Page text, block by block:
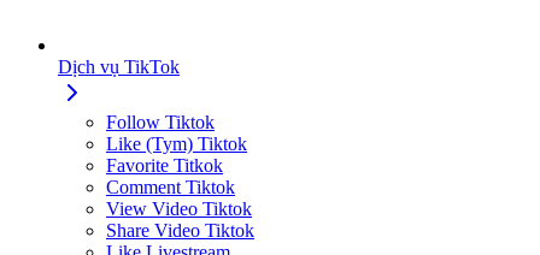
Dịch vụ TikTok
Follow Tiktok
Like (Tym) Tiktok
Favorite Titkok
Comment Tiktok
View Video Tiktok
Share Video Tiktok